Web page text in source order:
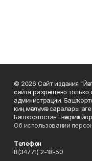
© 2026 Сайт издания
сайта разрешено только
администрации.
киң мәғлүмәт саралары
Башкортостан" нәшриәт
Об использовании
Телефон
8(34771) 2-18-50